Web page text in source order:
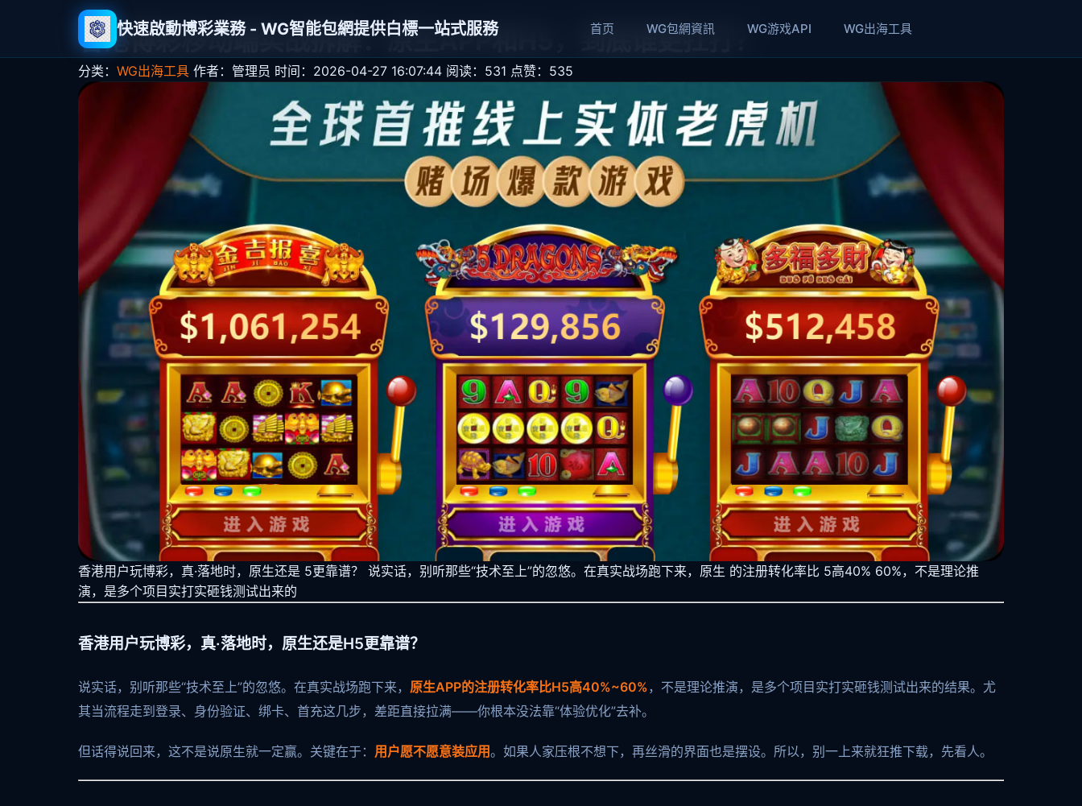
快速啟動博彩業務 - WG智能包網提供白標一站式服務 首页 WG包網資訊 WG游戏API WG出海工具
香港博彩移动端实战拆解：原生APP和H5，到底谁更扛打？
分类： WG出海工具 作者：管理员 时间：2026-04-27 16:07:44 阅读：531 点赞：535
香港用户玩博彩，真·落地时，原生还是 5更靠谱？ 说实话，别听那些“技术至上”的忽悠。在真实战场跑下来，原生 的注册转化率比 5高40% 60%，不是理论推
演，是多个项目实打实砸钱测试出来的
香港用户玩博彩，真·落地时，原生还是H5更靠谱？
说实话，别听那些“技术至上”的忽悠。在真实战场跑下来， 原生APP的注册转化率比H5高40%~60% ，不是理论推演，是多个项目实打实砸钱测试出来的结果。尤
其当流程走到登录、身份验证、绑卡、首充这几步，差距直接拉满——你根本没法靠“体验优化”去补。
但话得说回来，这不是说原生就一定赢。关键在于： 用户愿不愿意装应用。如果人家压根不想下，再丝滑的界面也是摆设。所以，别一上来就狂推下载，先看人。